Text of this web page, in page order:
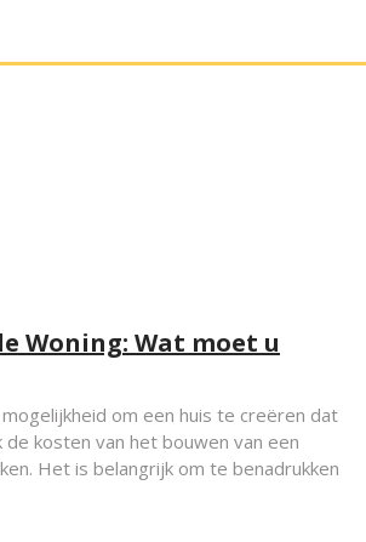
Woning: Wat moet u
om een huis te creëren dat
kosten van het bouwen van een
Het is belangrijk om te benadrukken